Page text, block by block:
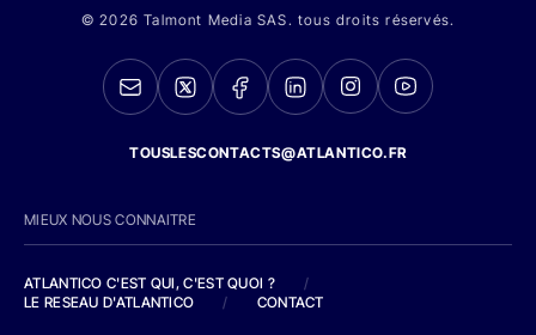
© 2026 Talmont Media SAS. tous droits réservés.
TOUSLESCONTACTS@ATLANTICO.FR
MIEUX NOUS CONNAITRE
ATLANTICO C'EST QUI, C'EST QUOI ?
/
LE RESEAU D'ATLANTICO
/ CONTACT